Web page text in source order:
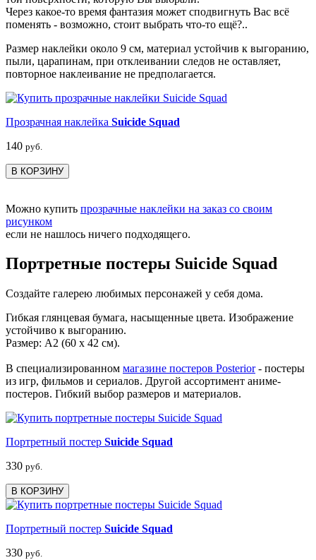
Через какое-то время фантазия может сподвигнуть Вас всё
поменять - возможно, стоит выбрать что-то ещё?..
Размер наклейки около 9 см, материал устойчив к выгоранию,
пыли, царапинам, при отклеивании следов не оставляет,
повторное наклеивание не предполагается.
Прозрачная наклейка Suicide Squad
140 руб.
В КОРЗИНУ
Можно купить прозрачные наклейки на заказ со своим
рисунком
если не нашлось ничего подходящего.
Портретные постеры Suicide Squad
Создайте галерею любимых персонажей у себя дома.
Гибкая глянцевая бумага, насыщенные цвета. Изображение
устойчиво к выгоранию.
Размер: А2 (60 х 42 см).
В специализированном магазине постеров Posterior- постеры
из игр, фильмов и сериалов. Другой ассортимент аниме-
постеров. Гибкий выбор размеров и материалов.
Портретный постер Suicide Squad
330 руб.
В КОРЗИНУ
Портретный постер Suicide Squad
330 руб.